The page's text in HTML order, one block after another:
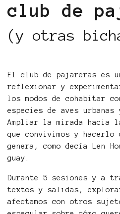
club de
(y otras
El club de pajareras es
reflexionar y
los modos de cohabitar
especies de aves
Ampliar la mirada hacia
que convivimos y hacerlo
genera, como decía Len
guay.
Durante 5 sesiones y a
textos y salidas,
afectamos con otros